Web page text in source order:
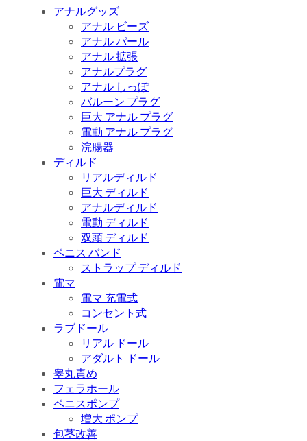
アナルグッズ
アナル ビーズ
アナル パール
アナル 拡張
アナルプラグ
アナル しっぽ
バルーン プラグ
巨大 アナル プラグ
電動 アナル プラグ
浣腸器
ディルド
リアルディルド
巨大 ディルド
アナルディルド
電動 ディルド
双頭 ディルド
ペニス バンド
ストラップ ディルド
電マ
電マ 充電式
コンセント式
ラブドール
リアル ドール
アダルト ドール
睾丸責め
フェラホール
ペニスポンプ
増大 ポンプ
包茎改善